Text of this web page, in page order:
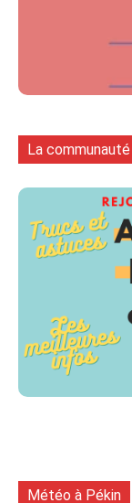
La communauté
Météo à Pékin